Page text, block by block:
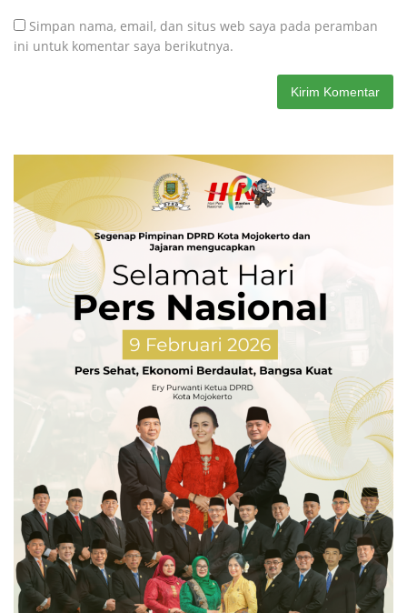
Simpan nama, email, dan situs web saya pada peramban
ini untuk komentar saya berikutnya.